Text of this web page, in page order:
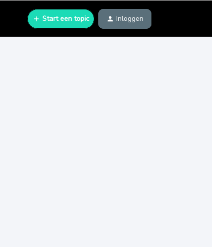
Start een topic Inloggen